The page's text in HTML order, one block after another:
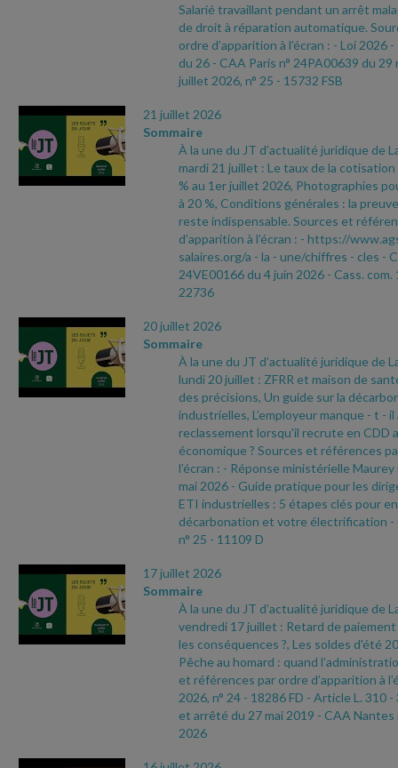
Salarié travaillant pendant un arrêt
de droit à réparation automatique.
ordre d’apparition à l’écran : - Loi 2026 -
du 26 - CAA Paris n° 24PA00639 du 29
juillet 2026, n° 25 - 15732 FSB
21 juillet 2026
Sommaire
À la une du JT d’actualité juridique de
mardi 21 juillet : Le taux de la cotisation
% au 1er juillet 2026, Photographies
à 20 %, Conditions générales : la
reste indispensable. Sources et
d’apparition à l’écran : - https://
salaires.org/a - la - une/chiffres - cles -
24VE00166 du 4 juin 2026 - Cass. com.
22736
20 juillet 2026
Sommaire
À la une du JT d’actualité juridique de
lundi 20 juillet : ZFRR et maison de
des précisions, Un guide sur la
industrielles, L’employeur manque - t -
reclassement lorsqu'il recrute en CDD
économique ? Sources et références
l’écran : - Réponse ministérielle Maurey
mai 2026 - Guide pratique pour les
ETI industrielles : 5 étapes clés pour
décarbonation et votre électrification -
n° 25 - 11109 D
17 juillet 2026
Sommaire
À la une du JT d’actualité juridique de
vendredi 17 juillet : Retard de
les conséquences ?, Les soldes d'été
Pêche au homard : quand
et références par ordre d’apparition à
2026, n° 24 - 18286 FD - Article L. 310 -
et arrêté du 27 mai 2019 - CAA Nantes
2026